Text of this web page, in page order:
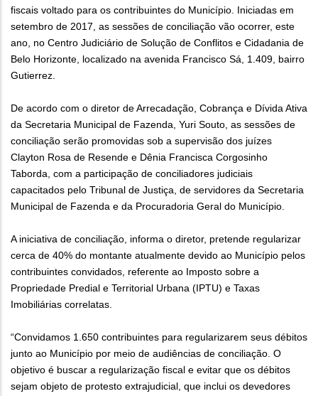
fiscais voltado para os contribuintes do Município. Iniciadas em
setembro de 2017, as sessões de conciliação vão ocorrer, este
ano, no Centro Judiciário de Solução de Conflitos e Cidadania de
Belo Horizonte, localizado na avenida Francisco Sá, 1.409, bairro
Gutierrez.
De acordo com o diretor de Arrecadação, Cobrança e Dívida Ativa
da Secretaria Municipal de Fazenda, Yuri Souto, as sessões de
conciliação serão promovidas sob a supervisão dos juízes
Clayton Rosa de Resende e Dênia Francisca Corgosinho
Taborda, com a participação de conciliadores judiciais
capacitados pelo Tribunal de Justiça, de servidores da Secretaria
Municipal de Fazenda e da Procuradoria Geral do Município.
A iniciativa de conciliação, informa o diretor, pretende regularizar
cerca de 40% do montante atualmente devido ao Município pelos
contribuintes convidados, referente ao Imposto sobre a
Propriedade Predial e Territorial Urbana (IPTU) e Taxas
Imobiliárias correlatas.
“Convidamos 1.650 contribuintes para regularizarem seus débitos
junto ao Município por meio de audiências de conciliação. O
objetivo é buscar a regularização fiscal e evitar que os débitos
sejam objeto de protesto extrajudicial, que inclui os devedores